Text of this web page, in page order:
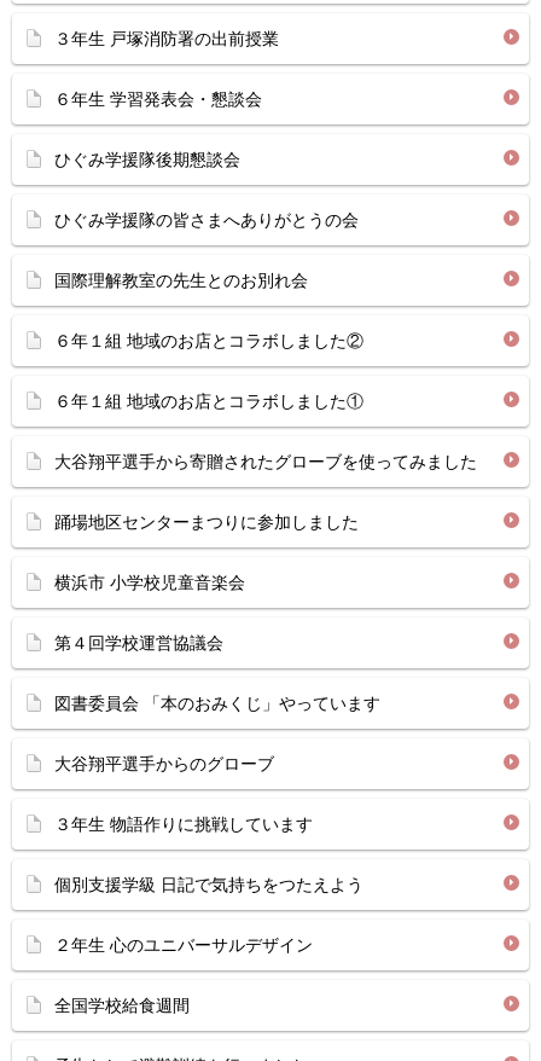
３年生 戸塚消防署の出前授業
６年生 学習発表会・懇談会
ひぐみ学援隊後期懇談会
ひぐみ学援隊の皆さまへありがとうの会
国際理解教室の先生とのお別れ会
６年１組 地域のお店とコラボしました②
６年１組 地域のお店とコラボしました①
大谷翔平選手から寄贈されたグローブを使ってみました
踊場地区センターまつりに参加しました
横浜市 小学校児童音楽会
第４回学校運営協議会
図書委員会 「本のおみくじ」やっています
大谷翔平選手からのグローブ
３年生 物語作りに挑戦しています
個別支援学級 日記で気持ちをつたえよう
２年生 心のユニバーサルデザイン
全国学校給食週間